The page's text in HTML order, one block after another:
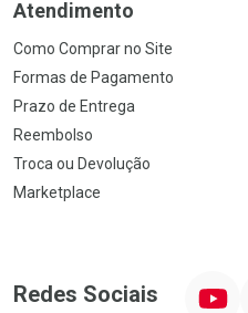
Atendimento
Como Comprar no Site
Formas de Pagamento
Prazo de Entrega
Reembolso
Troca ou Devolução
Marketplace
Redes Sociais